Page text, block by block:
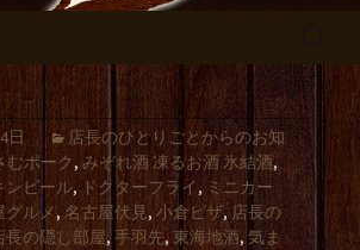
日
店長のひとりごとからのお知
むポーク, みぞれ酒 凍るお酒 氷結酒,
ンビール, ドクターフライ,ミニカー
ルメ ,名古屋伏見, 小倉ピザ, 店長の
長の隠し部屋, 手羽先,東海地酒, 気ま